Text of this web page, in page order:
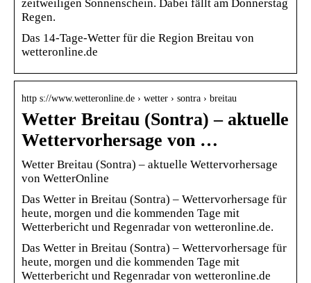
zeitweiligen Sonnenschein. Dabei fällt am Donnerstag
Regen.
Das 14-Tage-Wetter für die Region Breitau von
wetteronline.de
http s://www.wetteronline.de › wetter › sontra › breitau
Wetter Breitau (Sontra) – aktuelle
Wettervorhersage von …
Wetter Breitau (Sontra) – aktuelle Wettervorhersage
von WetterOnline
Das Wetter in Breitau (Sontra) – Wettervorhersage für
heute, morgen und die kommenden Tage mit
Wetterbericht und Regenradar von wetteronline.de.
Das Wetter in Breitau (Sontra) – Wettervorhersage für
heute, morgen und die kommenden Tage mit
Wetterbericht und Regenradar von wetteronline.de